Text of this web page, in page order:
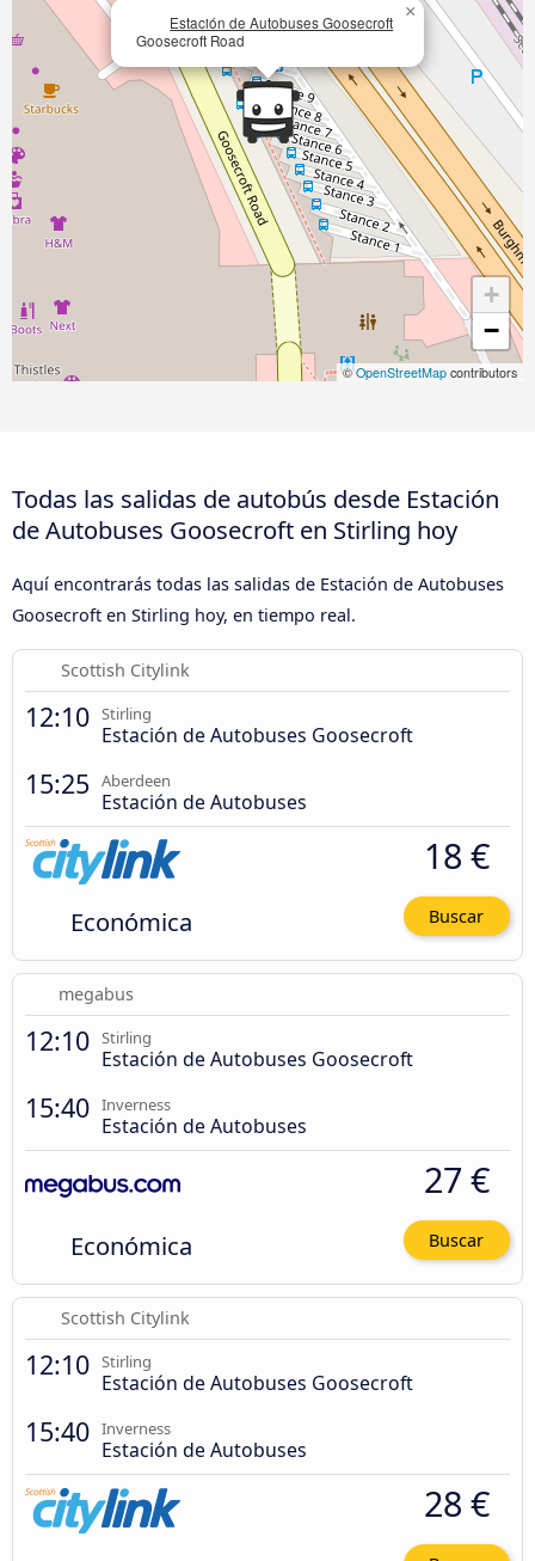
Estación de Autobuses Goosecroft
Goosecroft Road
×
+
−
©OpenStreetMap contributors
Todas las salidas de autobús desde Estación
de Autobuses Goosecroft en Stirling hoy
Aquí encontrarás todas las salidas de Estación de Autobuses
Goosecroft en Stirling hoy, en tiempo real.
Scottish Citylink
12:10 Stirling
Estación de Autobuses Goosecroft
15:25 Aberdeen
Estación de Autobuses
Económica
18 €
Buscar
megabus
12:10 Stirling
Estación de Autobuses Goosecroft
15:40 Inverness
Estación de Autobuses
Económica
27 €
Buscar
Scottish Citylink
12:10 Stirling
Estación de Autobuses Goosecroft
15:40 Inverness
Estación de Autobuses
28 €